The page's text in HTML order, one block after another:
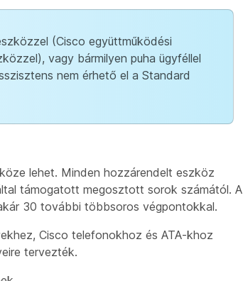
(Cisco együttműködési
vagy bármilyen puha ügyféllel
nem érhető el a Standard
lehet. Minden hozzárendelt eszköz
támogatott megosztott sorok számától. A
30 további többsoros végpontokkal.
Cisco telefonokhoz és ATA-khoz
tervezték.